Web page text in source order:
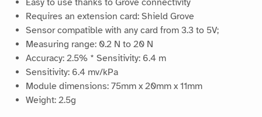
Easy to use thanks to Grove connectivity
Requires an extension card: Shield Grove
Sensor compatible with any card from 3.3 to 5V;
Measuring range: 0.2 N to 20 N
Accuracy: 2.5% * Sensitivity: 6.4 m
Sensitivity: 6.4 mv/kPa
Module dimensions: 75mm x 20mm x 11mm
Weight: 2.5g